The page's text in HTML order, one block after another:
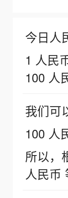
今日人
1 人民
100 人
我们可
100 人
所以，
人民币